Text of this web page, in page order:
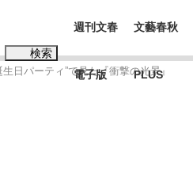
検索
週刊文春
電子版
文藝春秋
PLUS
日パーティ”で見た『衝撃の光景』